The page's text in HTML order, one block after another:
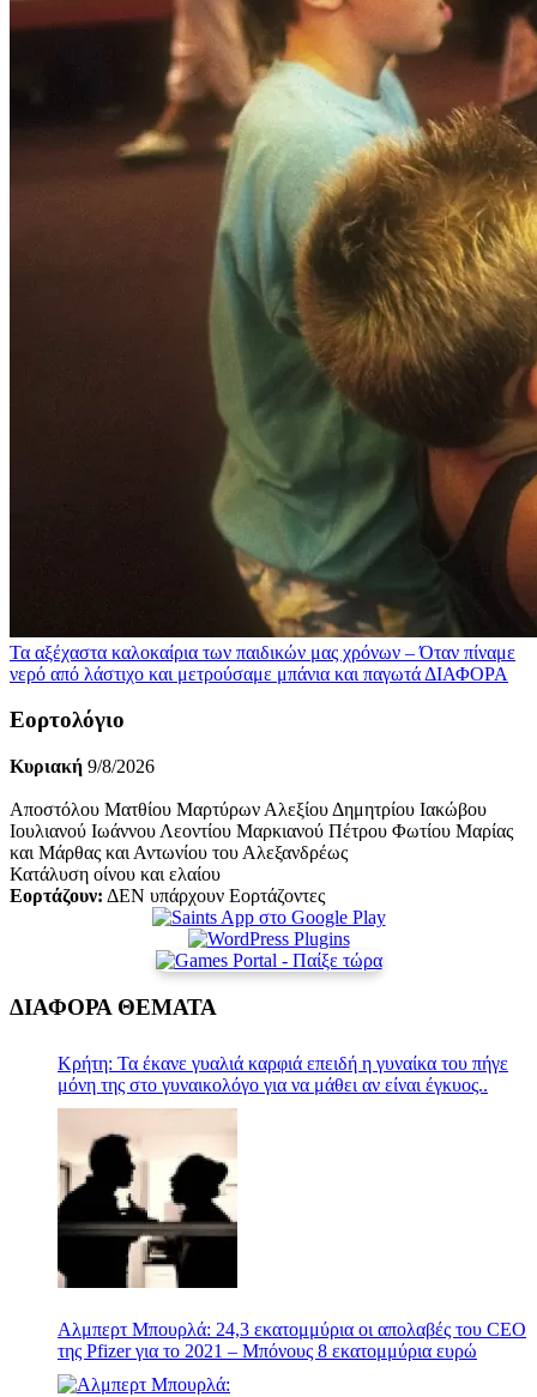
Τα αξέχαστα καλοκαίρια των παιδικών μας χρόνων – Όταν πίναμε
νερό από λάστιχο και μετρούσαμε μπάνια και παγωτά ΔΙΑΦΟΡΑ
Εορτολόγιο
Κυριακή 9/8/2026
Αποστόλου Ματθίου Μαρτύρων Αλεξίου Δημητρίου Ιακώβου
Ιουλιανού Ιωάννου Λεοντίου Μαρκιανού Πέτρου Φωτίου Μαρίας
και Μάρθας και Αντωνίου του Αλεξανδρέως
Κατάλυση οίνου και ελαίου
Εορτάζουν: ΔΕΝ υπάρχουν Εορτάζοντες
ΔΙΑΦΟΡΑ ΘΕΜΑΤΑ
Κρήτη: Τα έκανε γυαλιά καρφιά επειδή η γυναίκα του πήγε
μόνη της στο γυναικολόγο για να μάθει αν είναι έγκυος..
Αλμπερτ Μπουρλά: 24,3 εκατομμύρια οι απολαβές του CEO
της Pfizer για το 2021 – Μπόνους 8 εκατομμύρια ευρώ